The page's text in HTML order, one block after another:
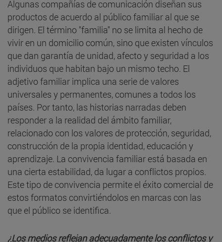
Algunas compañías de comunicación diseñan sus
productos de acuerdo al público familiar al que se
dirigen. El término "familia" no se limita al hecho de
vivir en un domicilio común, sino que existen vínculos
que dan garantía de unidad, afecto y seguridad a los
individuos que habitan bajo un mismo techo. El
adjetivo familiar implica una serie de valores
universales y permanentes, comunes a todos los
países. Por tanto, las historias narradas deben
responder a la realidad del ámbito familiar,
relacionado con los valores de protección, seguridad,
construcción de la propia identidad, educación y
aprendizaje. La convivencia familiar está basada en
una cierta estabilidad, da lugar a conflictos propios.
Este tipo de convivencia permite el éxito comercial de
estos formatos convirtiéndolos en marcas con las
que el público se identifica.
¿Los medios reflejan adecuadamente los conflictos y